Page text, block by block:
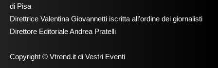
di Pisa
Direttrice Valentina Giovannetti iscritta all'ordine dei giornalisti
Direttore Editoriale Andrea Pratelli
Copyright © Vtrend.it di Vestri Eventi